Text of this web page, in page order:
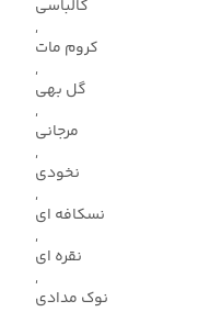
کالباسی
,
کروم مات
,
گل بهی
,
مرجانی
,
نخودی
,
نسکافه ای
,
نقره ای
,
نوک مدادی